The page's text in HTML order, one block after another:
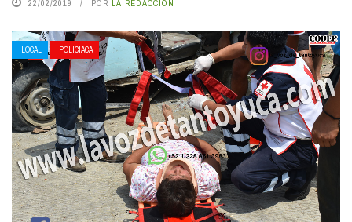
22/02/2019 POR LA REDACCIÓN
LOCAL POLICIACA